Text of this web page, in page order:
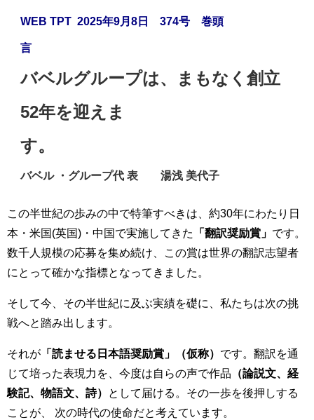
WEB TPT 2025年9月8日 374号 巻頭
言
バベルグループは、まもなく創立
52年を迎えま
す。
バベル ・グループ代 表 湯浅 美代子
この半世紀の歩みの中で特筆すべきは、約30年にわたり日
本・米国(英国)・中国で実施してきた
「翻訳奨励賞」 です。
数千人規模の応募を集め続け、この賞は世界の翻訳志望者
にとって確かな指標となってきました。
そして今、その半世紀に及ぶ実績を礎に、私たちは次の挑
戦へと踏み出します。
それが 「読ませる日本語奨励賞」（仮称） です。翻訳を通
じて培った表現力を、今度は自らの声で作品 （論説文、経
験記、物語文、詩）
として届ける。その一歩を後押しする
ことが、 次の時代の使命だと考えています。